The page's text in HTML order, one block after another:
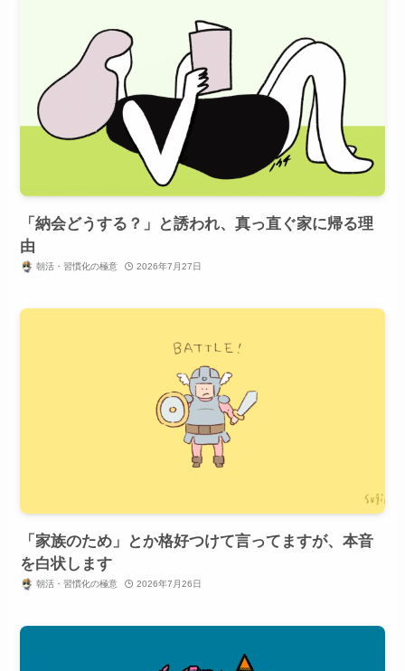
「納会どうする？」と誘われ、真っ直ぐ家に帰る理
由
朝活・習慣化の極意 2026年7月27日
「家族のため」とか格好つけて言ってますが、本音
を白状します
朝活・習慣化の極意 2026年7月26日